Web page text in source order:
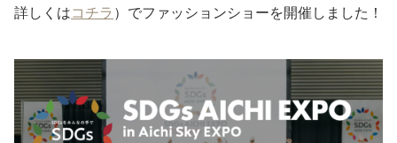
詳しくはコチラ ）でファッションショーを開催しました！